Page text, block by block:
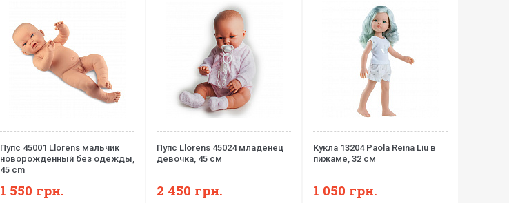
Пупс 45001 Llorens мальчик
новорожденный без одежды,
45 cm
1 550 грн.
Пупс Llorens 45024 младенец
девочка, 45 см
2 450 грн.
Кукла 13204 Paola Reina Liu в
пижаме, 32 см
1 050 грн.